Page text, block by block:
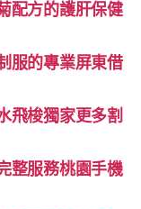
配方的護肝保健
服的專業屏東借
飛梭獨家更多割
整服務桃園手機